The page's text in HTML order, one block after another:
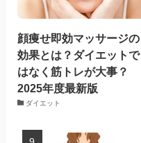
顔痩せ即効マッサージの
効果とは？ダイエットで
はなく筋トレが大事？
2025年度最新版
ダイエット